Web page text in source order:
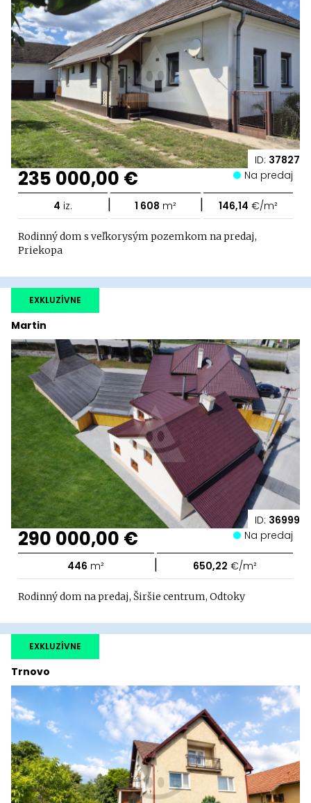
ID: 37827
235 000,00 € Na predaj
4 iz. | 1 608 m² | 146,14 €/m²
Rodinný dom s veľkorysým pozemkom na predaj,
Priekopa
ID: 36999
Martin
EXKLUZÍVNE
290 000,00 € Na predaj
446 m² | 650,22 €/m²
Rodinný dom na predaj, Širšie centrum, Odtoky
Trnovo
EXKLUZÍVNE